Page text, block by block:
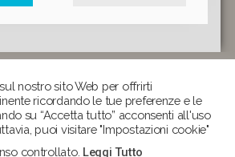
GATE S.r.l.s.
|PRIVACY|COOKIES
5B, 74016 Massafra TA
nostro sito Web per offrirti
ricordando le tue preferenze e le
su “Accetta tutto” acconsenti all'uso
puoi visitare "Impostazioni cookie"
controllato. Leggi Tutto